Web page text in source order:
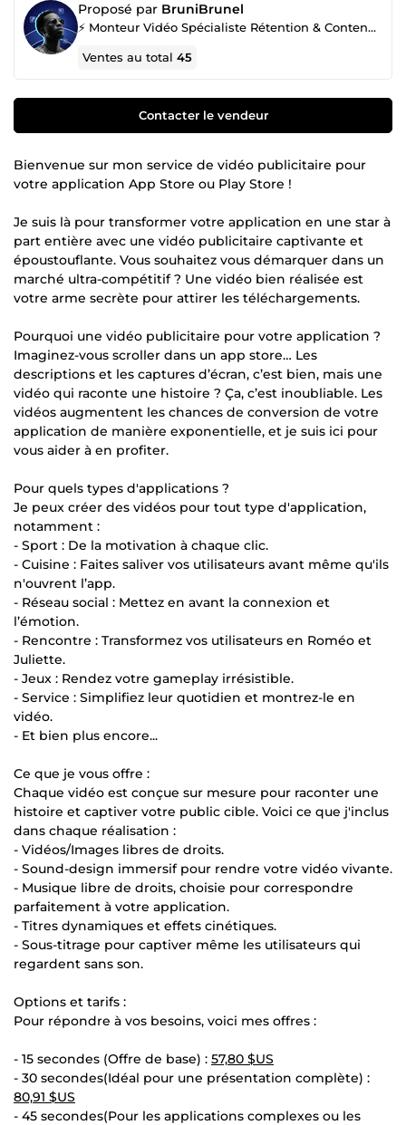
Proposé par BruniBrunel
⚡ Monteur Vidéo Spécialiste Rétention & Contenu Court
Ventes au total45
Contacter le vendeur
Bienvenue sur mon service de vidéo publicitaire pour
votre application App Store ou Play Store !
Je suis là pour transformer votre application en une star à
part entière avec une vidéo publicitaire captivante et
époustouflante. Vous souhaitez vous démarquer dans un
marché ultra-compétitif ? Une vidéo bien réalisée est
votre arme secrète pour attirer les téléchargements.
Pourquoi une vidéo publicitaire pour votre application ?
Imaginez-vous scroller dans un app store… Les
descriptions et les captures d’écran, c’est bien, mais une
vidéo qui raconte une histoire ? Ça, c’est inoubliable. Les
vidéos augmentent les chances de conversion de votre
application de manière exponentielle, et je suis ici pour
vous aider à en profiter.
Pour quels types d'applications ?
Je peux créer des vidéos pour tout type d'application,
notamment :
- Sport : De la motivation à chaque clic.
- Cuisine : Faites saliver vos utilisateurs avant même qu'ils
n'ouvrent l’app.
- Réseau social : Mettez en avant la connexion et
l’émotion.
- Rencontre : Transformez vos utilisateurs en Roméo et
Juliette.
- Jeux : Rendez votre gameplay irrésistible.
- Service : Simplifiez leur quotidien et montrez-le en
vidéo.
- Et bien plus encore...
Ce que je vous offre :
Chaque vidéo est conçue sur mesure pour raconter une
histoire et captiver votre public cible. Voici ce que j'inclus
dans chaque réalisation :
- Vidéos/Images libres de droits.
- Sound-design immersif pour rendre votre vidéo vivante.
- Musique libre de droits, choisie pour correspondre
parfaitement à votre application.
- Titres dynamiques et effets cinétiques.
- Sous-titrage pour captiver même les utilisateurs qui
regardent sans son.
Options et tarifs :
Pour répondre à vos besoins, voici mes offres :
- 15 secondes (Offre de base) : 57,80 $US
- 30 secondes(Idéal pour une présentation complète) :
80,91 $US
- 45 secondes(Pour les applications complexes ou les